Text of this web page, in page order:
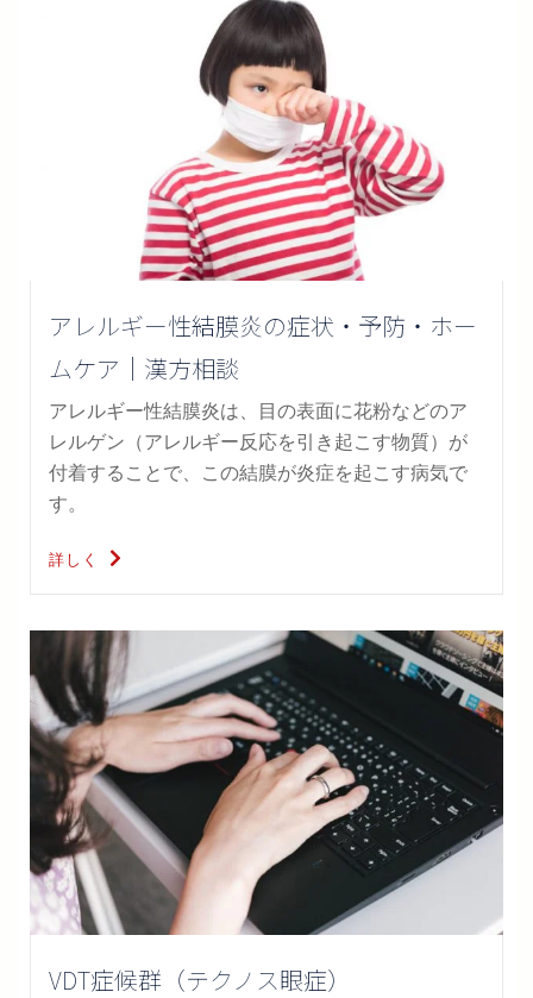
アレルギー性結膜炎の症状・予防・ホー
ムケア｜漢方相談
アレルギー性結膜炎は、目の表面に花粉などのア
レルゲン（アレルギー反応を引き起こす物質）が
付着することで、この結膜が炎症を起こす病気で
す。
詳しく
VDT症候群（テクノス眼症）